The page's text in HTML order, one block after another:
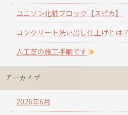
ユニソン化粧ブロック【スピカ】
コンクリート洗い出し仕上げとは？
人工芝の施工手順です
アーカイブ
2026年6月